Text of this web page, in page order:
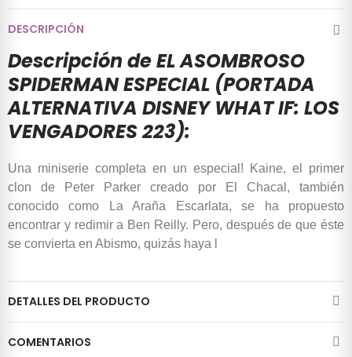
DESCRIPCIÓN
Descripción de EL ASOMBROSO
SPIDERMAN ESPECIAL (PORTADA
ALTERNATIVA DISNEY WHAT IF: LOS
VENGADORES 223):
Una miniserie completa en un especial! Kaine, el primer
clon de Peter Parker creado por El Chacal, también
conocido como La Araña Escarlata, se ha propuesto
encontrar y redimir a Ben Reilly. Pero, después de que éste
se convierta en Abismo, quizás haya l
DETALLES DEL PRODUCTO
COMENTARIOS